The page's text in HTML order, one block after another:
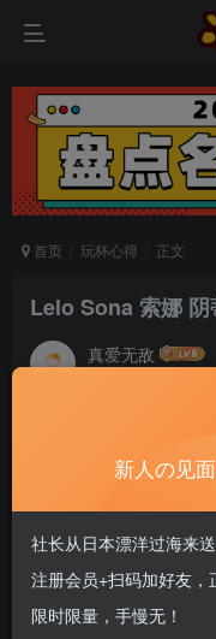
首页 玩杯心得 正文
Lelo Sona 索娜
真爱无敌
📢 社长提示：
在我看来，大部分
多数制造商认为他
新人の见
社长从日本漂洋过海来
注册会员+扫码加好友，
限时限量，手慢无！